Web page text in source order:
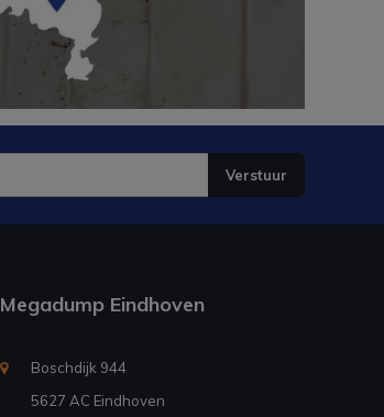
Verstuur
Megadump Eindhoven
Boschdijk 944
5627 AC Eindhoven